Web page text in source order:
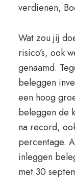
verdienen,
Wat zou jij
risico’s, ook
genaamd.
beleggen
een hoog
beleggen de
na record,
percentage.
inleggen
met 30